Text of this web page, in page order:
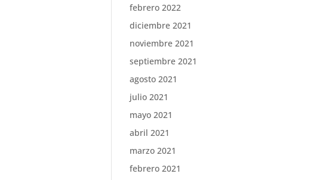
febrero 2022
diciembre 2021
noviembre 2021
septiembre 2021
agosto 2021
julio 2021
mayo 2021
abril 2021
marzo 2021
febrero 2021